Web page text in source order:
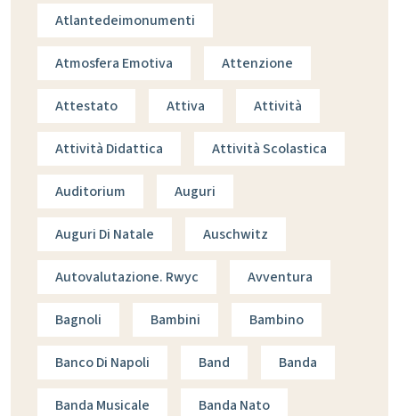
Atlantedeimonumenti
Atmosfera Emotiva Attenzione
Attestato Attiva Attività
Attività Didattica Attività Scolastica
Auditorium Auguri
Auguri Di Natale Auschwitz
Autovalutazione. Rwyc Avventura
Bagnoli Bambini Bambino
Banco Di Napoli Band Banda
Banda Musicale Banda Nato